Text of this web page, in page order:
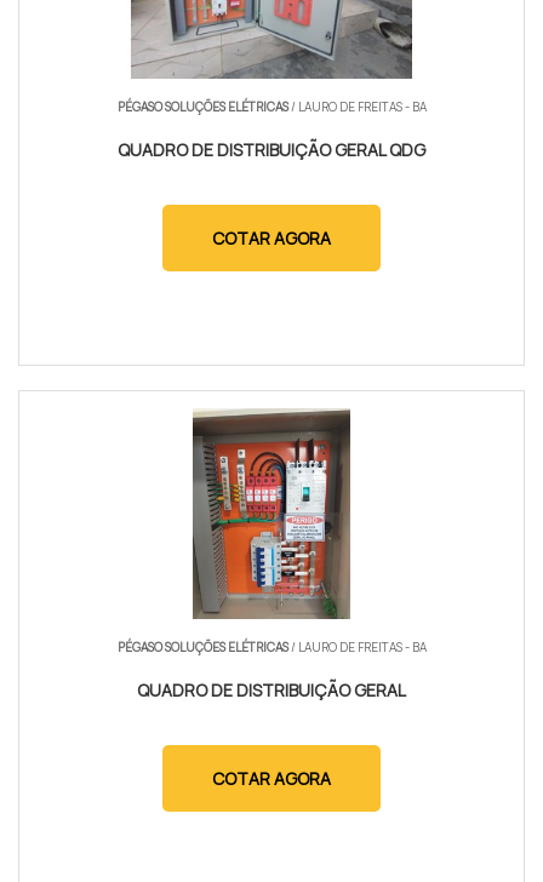
PÉGASO SOLUÇÕES ELÉTRICAS/ LAURO DE FREITAS - BA
QUADRO DE DISTRIBUIÇÃO GERAL QDG
COTAR AGORA
PÉGASO SOLUÇÕES ELÉTRICAS/ LAURO DE FREITAS - BA
QUADRO DE DISTRIBUIÇÃO GERAL
COTAR AGORA